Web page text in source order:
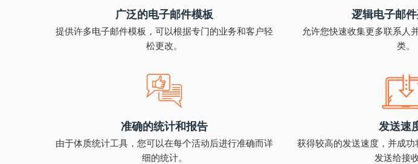
广泛的电子邮件模板
提供许多电子邮件模板，可以根据专门的业务和客户轻
松更改。
逻辑电子邮
允许您快速收集更多联系人
类。
准确的统计和报告
由于体质统计工具，您可以在每个活动后进行准确而详
细的统计。
发送速
获得较高的发送速度，并成
发送给接收